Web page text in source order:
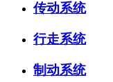
传动系统
行走系统
制动系统